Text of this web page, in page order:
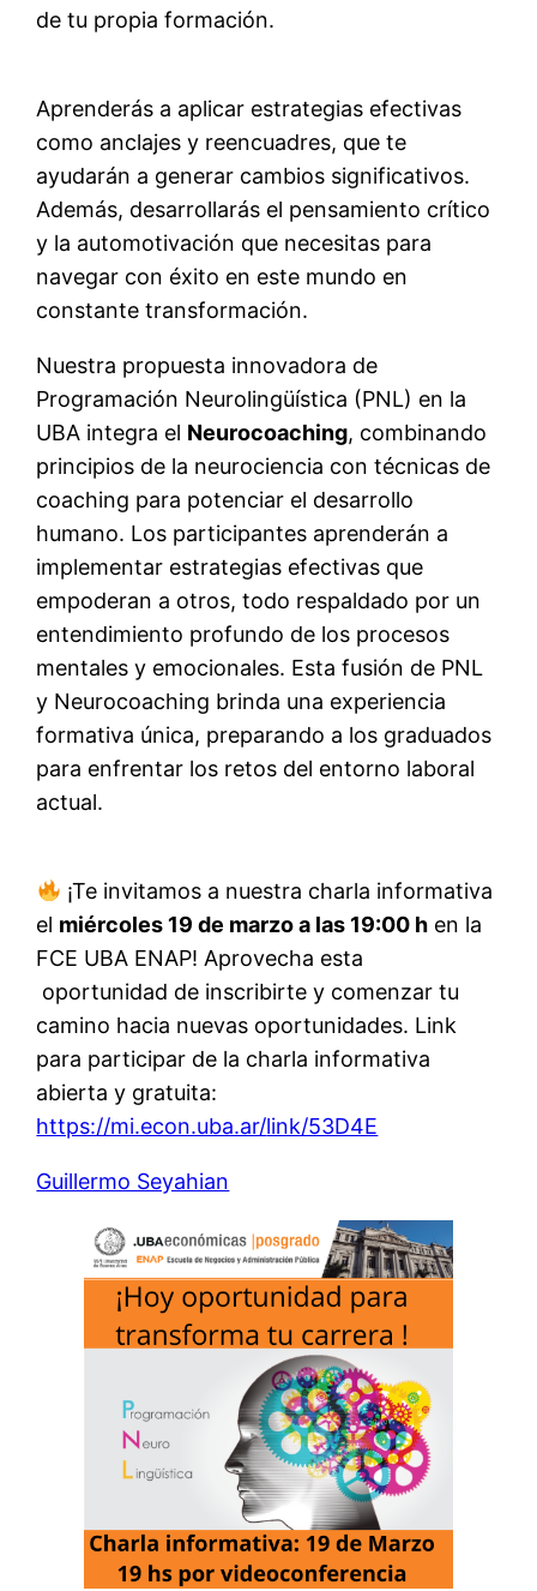
de tu propia formación.
Aprenderás a aplicar estrategias efectivas
como anclajes y reencuadres, que te
ayudarán a generar cambios significativos.
Además, desarrollarás el pensamiento crítico
y la automotivación que necesitas para
navegar con éxito en este mundo en
constante transformación.
Nuestra propuesta innovadora de
Programación Neurolingüística (PNL) en la
UBA integra el Neurocoaching, combinando
principios de la neurociencia con técnicas de
coaching para potenciar el desarrollo
humano. Los participantes aprenderán a
implementar estrategias efectivas que
empoderan a otros, todo respaldado por un
entendimiento profundo de los procesos
mentales y emocionales. Esta fusión de PNL
y Neurocoaching brinda una experiencia
formativa única, preparando a los graduados
para enfrentar los retos del entorno laboral
actual.
¡Te invitamos a nuestra charla informativa
el miércoles 19 de marzo a las 19:00 h en la
FCE UBA ENAP! Aprovecha esta
oportunidad de inscribirte y comenzar tu
camino hacia nuevas oportunidades. Link
para participar de la charla informativa
abierta y gratuita:
https://mi.econ.uba.ar/link/53D4E
Guillermo Seyahian